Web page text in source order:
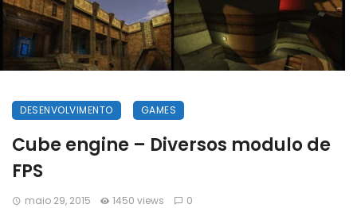
DESENVOLVIMENTO GAMES
Cube engine – Diversos modulo de
FPS
maio 29, 2015 1450 views 0